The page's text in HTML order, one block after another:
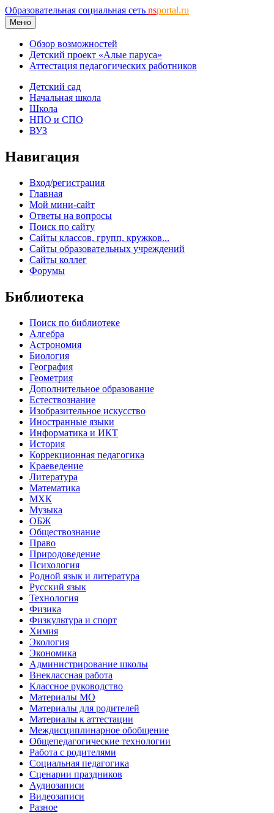
Образовательная социальная сеть nsportal.ru
Меню
Обзор возможностей
Детский проект «Алые паруса»
Аттестация педагогических работников
Детский сад
Начальная школа
Школа
НПО и СПО
ВУЗ
Навигация
Вход/регистрация
Главная
Мой мини-сайт
Ответы на вопросы
Поиск по сайту
Сайты классов, групп, кружков...
Сайты образовательных учреждений
Сайты коллег
Форумы
Библиотека
Поиск по библиотеке
Алгебра
Астрономия
Биология
География
Геометрия
Дополнительное образование
Естествознание
Изобразительное искусство
Иностранные языки
Информатика и ИКТ
История
Коррекционная педагогика
Краеведение
Литература
Математика
МХК
Музыка
ОБЖ
Обществознание
Право
Природоведение
Психология
Родной язык и литература
Русский язык
Технология
Физика
Физкультура и спорт
Химия
Экология
Экономика
Администрирование школы
Внеклассная работа
Классное руководство
Материалы МО
Материалы для родителей
Материалы к аттестации
Междисциплинарное обобщение
Общепедагогические технологии
Работа с родителями
Социальная педагогика
Сценарии праздников
Аудиозаписи
Видеозаписи
Разное